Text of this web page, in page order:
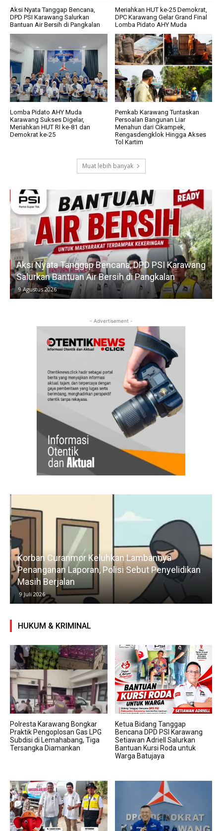
Aksi Nyata Tanggap Bencana,
DPD PSI Karawang Salurkan
Bantuan Air Bersih di Pangkalan
Meriahkan HUT ke-25 Demokrat,
DPC Karawang Gelar Grand Final
Lomba Pidato AHY Muda
Lomba Pidato AHY Muda
Karawang Sukses Digelar,
Meriahkan HUT RI ke-81 dan
Demokrat ke-25
Pemkab Karawang Tuntaskan
Persoalan Bangunan Liar
Menahun dari Cikampek,
Rengasdengklok Hingga Akses
Tol Kartim
Muat lebih banyak
Aksi Nyata Tanggap Bencana, DPD PSI Karawang
Salurkan Bantuan Air Bersih di Pangkalan
9 Agustus 2026
- Advertisement -
Korban Curanmor Keluhkan Lambannya
Penanganan Laporan, Polisi Sebut Penyelidikan
Masih Berjalan
9 Juli 2026
HUKUM & KRIMINAL
Polresta Karawang Bongkar
Praktik Pengoplosan Gas LPG
Subdisi di Lemahabang, Tiga
Tersangka Diamankan
Ketua Bidang Tanggap
Bencana DPD PSI Karawang
Setiawan Adriell Salurkan
Bantuan Kursi Roda untuk
Warga Batujaya